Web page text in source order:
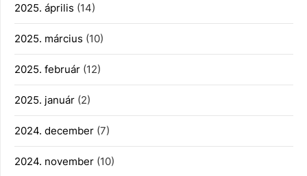
2025. április (14)
2025. március (10)
2025. február (12)
2025. január (2)
2024. december (7)
2024. november (10)